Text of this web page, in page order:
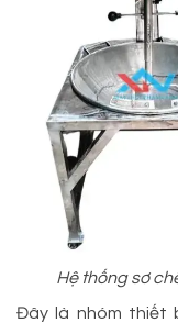
Hệ thống sơ
Đây là nhóm thiết